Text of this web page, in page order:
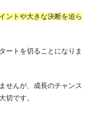
ントや大きな決断を迫ら
ートを切ることになりま
せんが、成長のチャンス
切です。